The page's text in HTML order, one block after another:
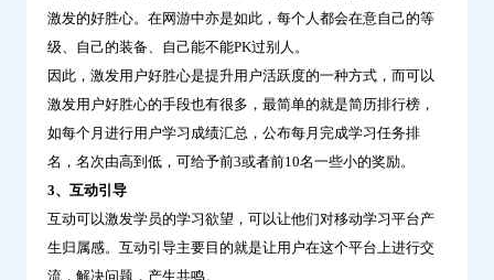
激发的好胜心。在网游中亦是如此，每个人都会在意自己的等
级、自己的装备、自己能不能PK过别人。
因此，激发用户好胜心是提升用户活跃度的一种方式，而可以
激发用户好胜心的手段也有很多，最简单的就是简历排行榜，
如每个月进行用户学习成绩汇总，公布每月完成学习任务排
名，名次由高到低，可给予前3或者前10名一些小的奖励。
3、互动引导
互动可以激发学员的学习欲望，可以让他们对移动学习平台产
生归属感。互动引导主要目的就是让用户在这个平台上进行交
流，解决问题，产生共鸣。